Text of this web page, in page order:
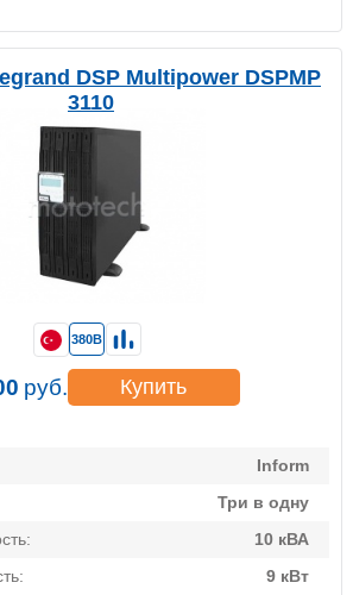
DSP Multipower DSPMP
3110
Inform
Три в одну
10 кВА
9 кВт
380В
руб. Купить